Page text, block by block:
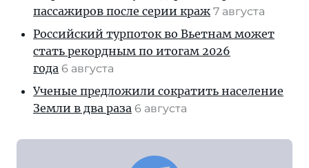
пассажиров после серии краж 7 августа
Российский турпоток во Вьетнам может
стать рекордным по итогам 2026
года 6 августа
Ученые предложили сократить население
Земли в два раза 6 августа